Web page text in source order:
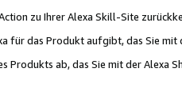
zu Ihrer Alexa Skill-Site
für das Produkt aufgibt, das Sie mit
Produkts ab, das Sie mit der Alexa